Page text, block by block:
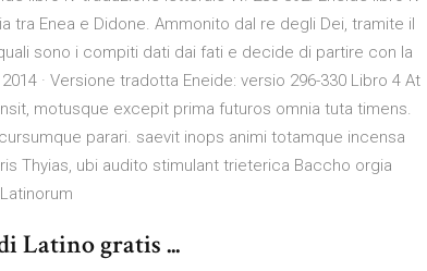
Enea e Didone. Ammonito dal re degli Dei, tramite il
sono i compiti dati dai fati e decide di partire con la
· Versione tradotta Eneide: versio 296-330 Libro 4 At
motusque excepit prima futuros omnia tuta timens.
parari. saevit inops animi totamque incensa
Thyias, ubi audito stimulant trieterica Baccho orgia
Latino gratis ...